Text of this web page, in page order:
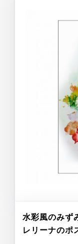
水彩風のみず
レリーナのポ